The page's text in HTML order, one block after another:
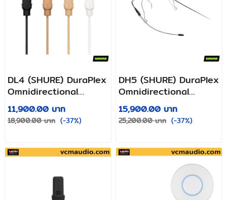
DL4 (SHURE) DuraPlex
Omnidirectional
Subminiature
Waterproof
Microphone
11,900.00 บาท
18,900.00 บาท (-37%)
DH5 (SHURE) DuraPlex
Omnidirectional
Subminiature Headset
Microphone
15,900.00 บาท
25,200.00 บาท (-37%)